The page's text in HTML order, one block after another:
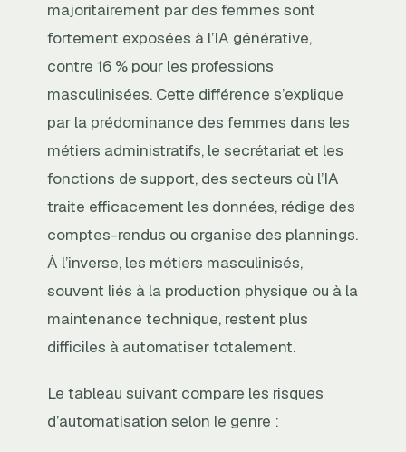
majoritairement par des femmes sont
fortement exposées à l’IA générative,
contre 16 % pour les professions
masculinisées. Cette différence s’explique
par la prédominance des femmes dans les
métiers administratifs, le secrétariat et les
fonctions de support, des secteurs où l’IA
traite efficacement les données, rédige des
comptes-rendus ou organise des plannings.
À l’inverse, les métiers masculinisés,
souvent liés à la production physique ou à la
maintenance technique, restent plus
difficiles à automatiser totalement.
Le tableau suivant compare les risques
d’automatisation selon le genre :